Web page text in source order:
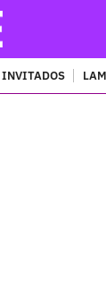
INVITADOS